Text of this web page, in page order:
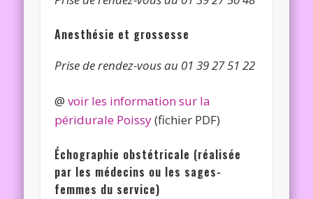
Anesthésie et grossesse
Prise de rendez-vous au 01 39 27 51 22
@voir les information sur la
péridurale Poissy(fichier PDF)
Échographie obstétricale (réalisée
par les médecins ou les sages-
femmes du service)